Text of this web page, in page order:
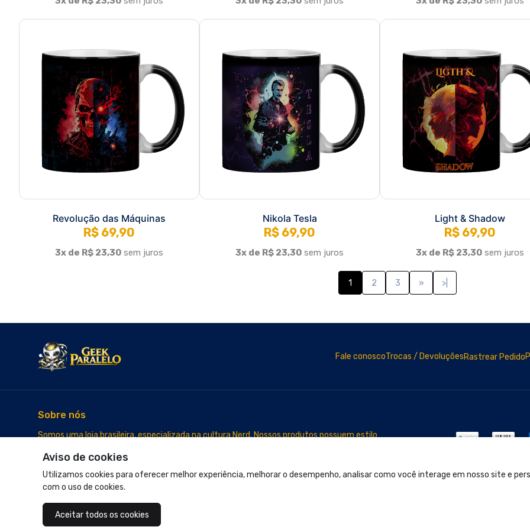
Revolução das Máquinas
R$ 69,90
3x de R$ 23,30sem juros
Nikola Tesla
R$ 69,90
3x de R$ 23,30sem juros
Light & Shadow
R$ 69,90
3x de R$ 23,30sem juros
1 » >|
Aviso de cookies
Utilizamos cookies para oferecer melhor experiência, melhorar o desempenho, analisar como você interage em nosso site e
com o uso de cookies.
Aceitar todos os cookies
Trocas / DevoluçõesRastrear Pedido